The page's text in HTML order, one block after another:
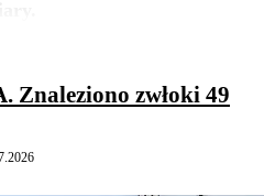
Znaleziono zwłoki 49